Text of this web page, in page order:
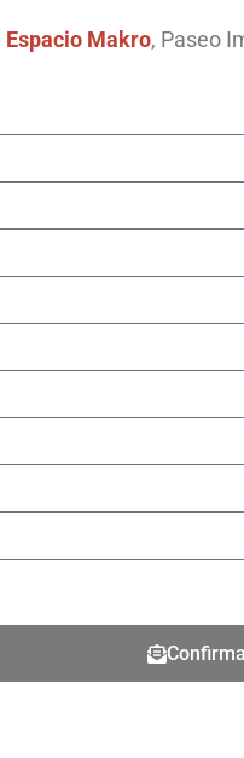
Espacio Makro, Paseo